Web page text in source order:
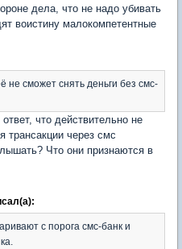
дела, что не надо убивать
воистину малокомпетентные
не сможет снять деньги без смс-
что действительно не
трансакции через смс
Что они признаются в
с порога смс-банк и